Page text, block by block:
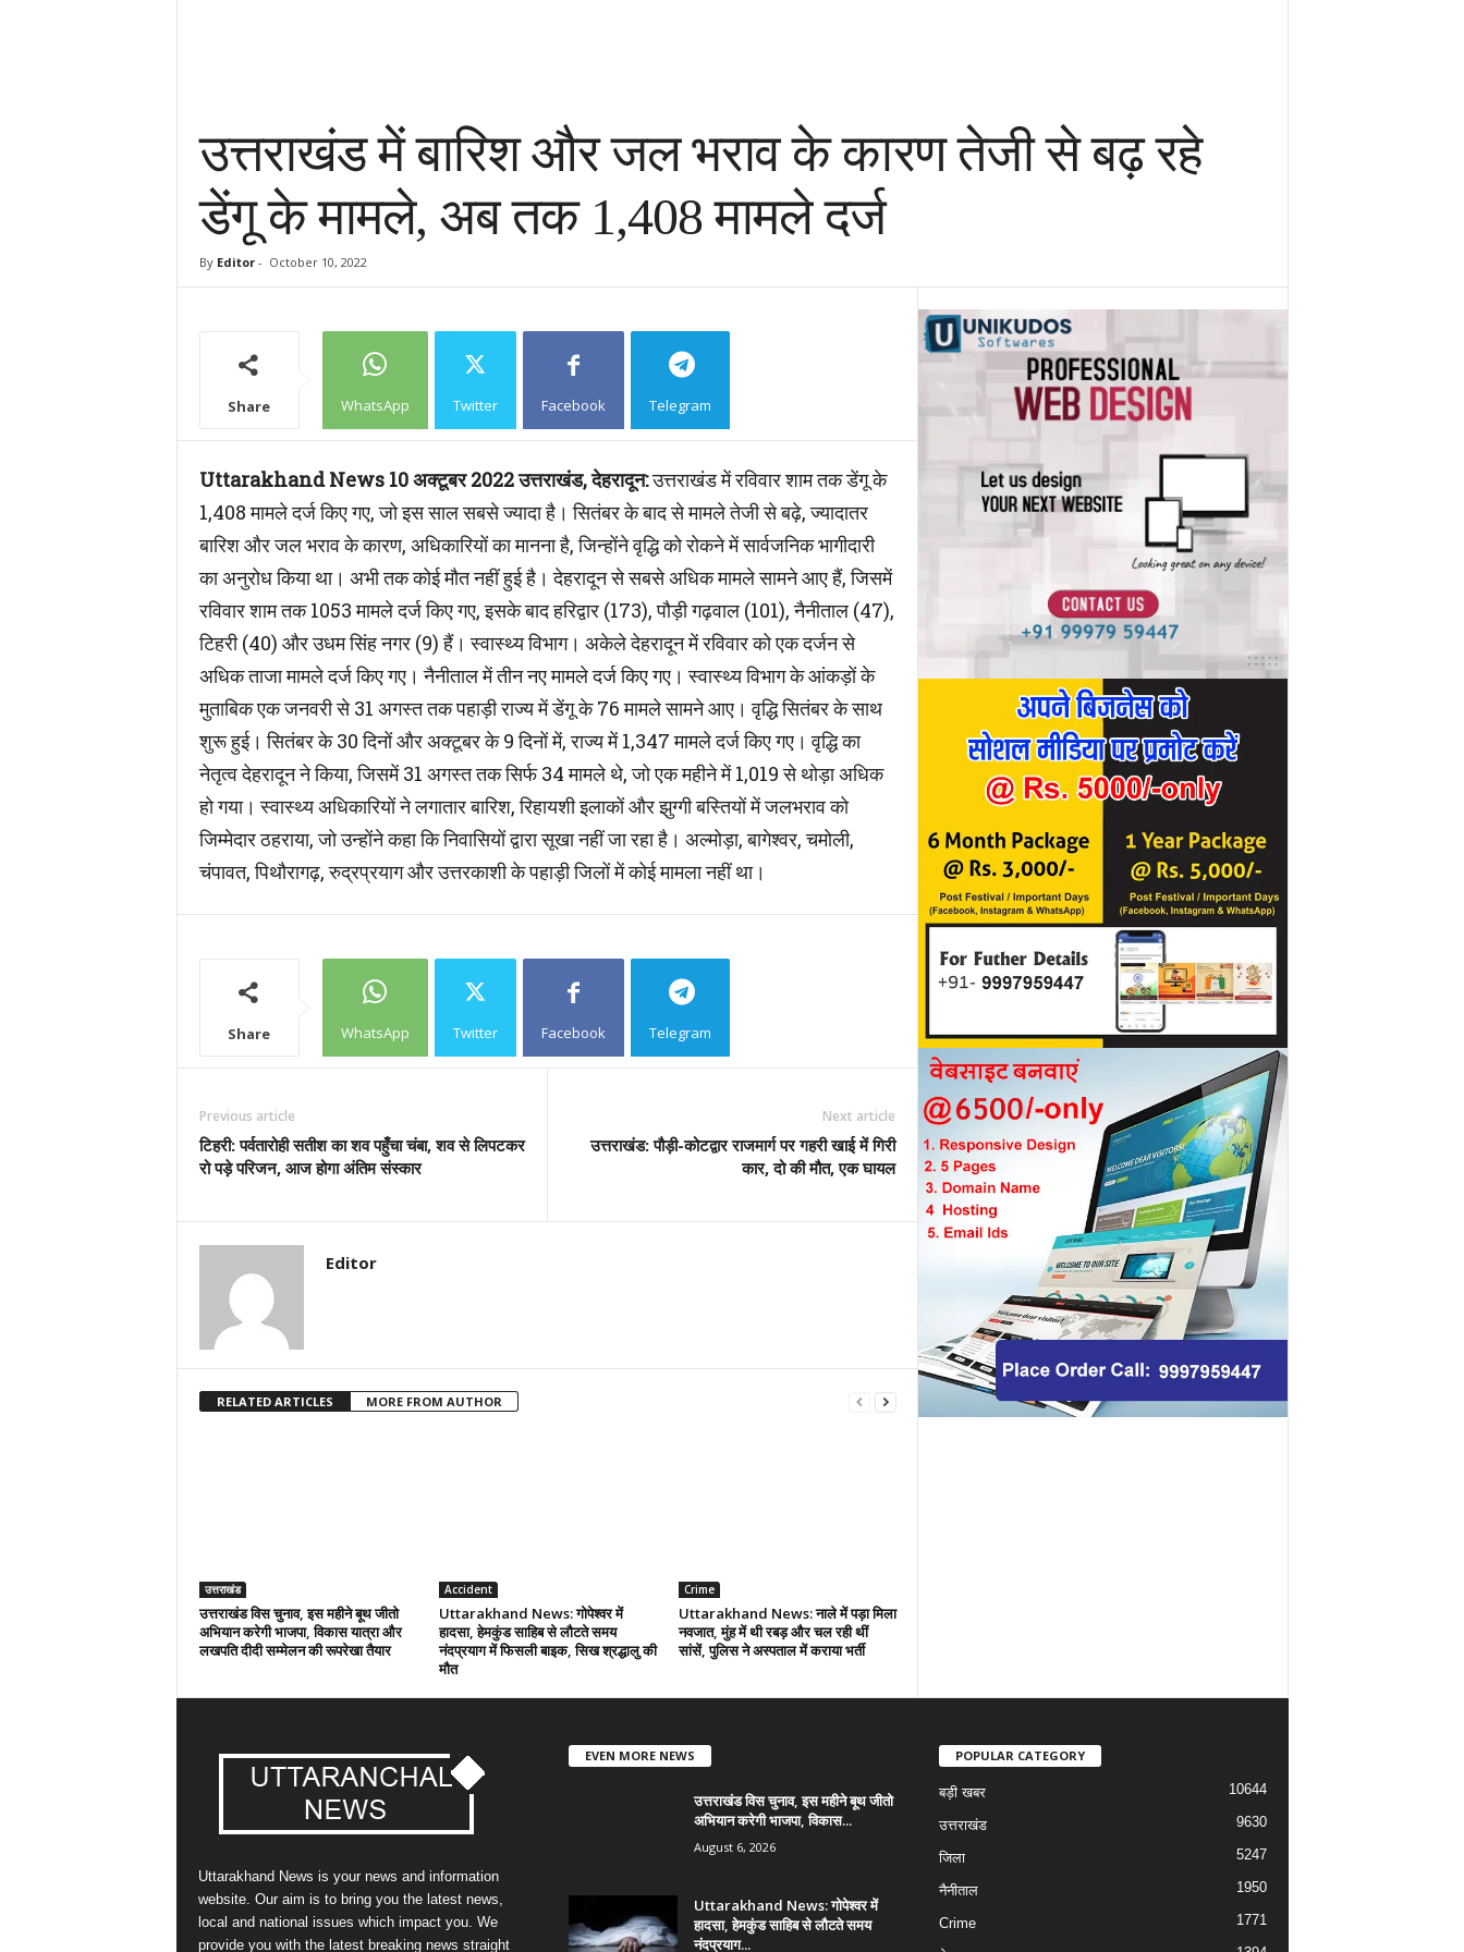
उत्तराखंड में बारिश और जल भराव के कारण तेजी से बढ़ रहे
डेंगू के मामले, अब तक 1,408 मामले दर्ज
By Editor- October 10, 2022
Share WhatsApp Twitter Facebook Telegram
Copy URL
Uttarakhand News 10 अक्टूबर 2022 उत्तराखंड, देहरादून:उत्तराखंड में रविवार शाम तक डेंगू के
1,408 मामले दर्ज किए गए, जो इस साल सबसे ज्यादा है। सितंबर के बाद से मामले तेजी से बढ़े, ज्यादातर
बारिश और जल भराव के कारण, अधिकारियों का मानना ​​​​है, जिन्होंने वृद्धि को रोकने में सार्वजनिक भागीदारी
का अनुरोध किया था। अभी तक कोई मौत नहीं हुई है। देहरादून से सबसे अधिक मामले सामने आए हैं, जिसमें
रविवार शाम तक 1053 मामले दर्ज किए गए, इसके बाद हरिद्वार (173), पौड़ी गढ़वाल (101), नैनीताल (47),
टिहरी (40) और उधम सिंह नगर (9) हैं। स्वास्थ्य विभाग। अकेले देहरादून में रविवार को एक दर्जन से
अधिक ताजा मामले दर्ज किए गए। नैनीताल में तीन नए मामले दर्ज किए गए। स्वास्थ्य विभाग के आंकड़ों के
मुताबिक एक जनवरी से 31 अगस्त तक पहाड़ी राज्य में डेंगू के 76 मामले सामने आए। वृद्धि सितंबर के साथ
शुरू हुई। सितंबर के 30 दिनों और अक्टूबर के 9 दिनों में, राज्य में 1,347 मामले दर्ज किए गए। वृद्धि का
नेतृत्व देहरादून ने किया, जिसमें 31 अगस्त तक सिर्फ 34 मामले थे, जो एक महीने में 1,019 से थोड़ा अधिक
हो गया। स्वास्थ्य अधिकारियों ने लगातार बारिश, रिहायशी इलाकों और झुग्गी बस्तियों में जलभराव को
जिम्मेदार ठहराया, जो उन्होंने कहा कि निवासियों द्वारा सूखा नहीं जा रहा है। अल्मोड़ा, बागेश्वर, चमोली,
चंपावत, पिथौरागढ़, रुद्रप्रयाग और उत्तरकाशी के पहाड़ी जिलों में कोई मामला नहीं था।
Share WhatsApp Twitter Facebook Telegram
Previous article
टिहरी: पर्वतारोही सतीश का शव पहुँचा चंबा, शव से लिपटकर
रो पड़े परिजन, आज होगा अंतिम संस्कार
Next article
उत्तराखंड: पौड़ी-कोटद्वार राजमार्ग पर गहरी खाई में गिरी
कार, दो की मौत, एक घायल
Editor
RELATED ARTICLES MORE FROM AUTHOR
उत्तराखंड
उत्तराखंड विस चुनाव, इस महीने बूथ जीतो
अभियान करेगी भाजपा, विकास यात्रा और
लखपति दीदी सम्मेलन की रूपरेखा तैयार
Accident
Uttarakhand News: गोपेश्वर में
हादसा, हेमकुंड साहिब से लौटते समय
नंदप्रयाग में फिसली बाइक, सिख श्रद्धालु की
मौत
Crime
Uttarakhand News: नाले में पड़ा मिला
नवजात, मुंह में थी रबड़ और चल रही थीं
सांसें, पुलिस ने अस्पताल में कराया भर्ती
Uttarakhand News is your news and information
website. Our aim is to bring you the latest news,
local and national issues which impact you. We
provide you with the latest breaking news straight
EVEN MORE NEWS
उत्तराखंड विस चुनाव, इस महीने बूथ जीतो
अभियान करेगी भाजपा, विकास...
August 6, 2026
Uttarakhand News: गोपेश्वर में
हादसा, हेमकुंड साहिब से लौटते समय
नंदप्रयाग...
POPULAR CATEGORY
बड़ी खबर 10644
उत्तराखंड 9630
जिला 5247
नैनीताल 1950
Crime 1771